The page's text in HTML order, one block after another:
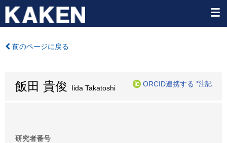
前のページに戻る
飯田 貴俊 Iida Takatoshi
ORCID連携する *注記
研究者番号